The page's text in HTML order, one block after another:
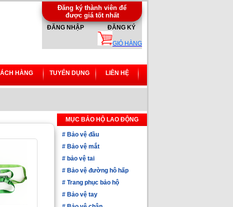
Đăng ký thành viên để
được giá tốt nhất
ĐĂNG NHẬP ĐĂNG KÝ
GIỎ HÀNG
HÀNG TUYỂN DỤNG LIÊN HỆ
MỤC BẢO HỘ LAO ĐỘNG
# Bảo vệ đầu
# Bảo vệ mắt
# bảo vệ tai
# Bảo vệ đường hô hấp
# Trang phục bảo hộ
# Bảo vệ tay